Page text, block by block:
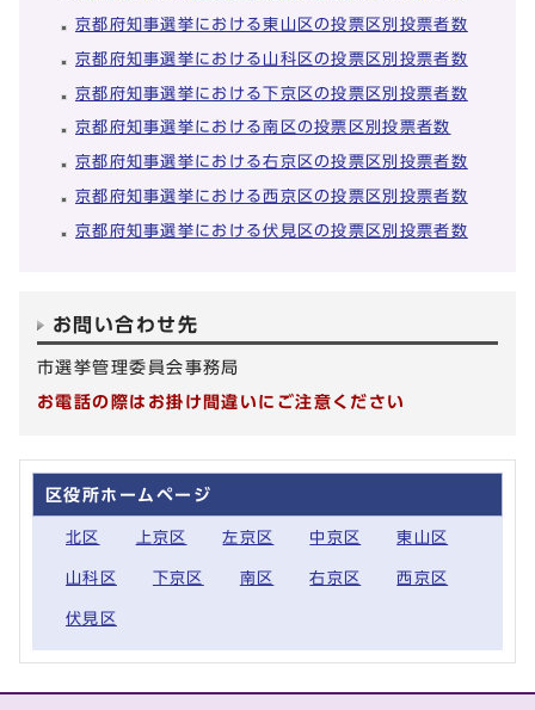
京都府知事選挙における東山区の投票区別投票者数
京都府知事選挙における山科区の投票区別投票者数
京都府知事選挙における下京区の投票区別投票者数
京都府知事選挙における南区の投票区別投票者数
京都府知事選挙における右京区の投票区別投票者数
京都府知事選挙における西京区の投票区別投票者数
京都府知事選挙における伏見区の投票区別投票者数
お問い合わせ先
市選挙管理委員会事務局
お電話の際はお掛け間違いにご注意ください
区役所ホームページ
北区 上京区 左京区 中京区 東山区
山科区 下京区 南区 右京区 西京区
伏見区